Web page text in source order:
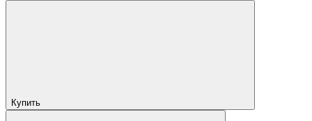
Купить